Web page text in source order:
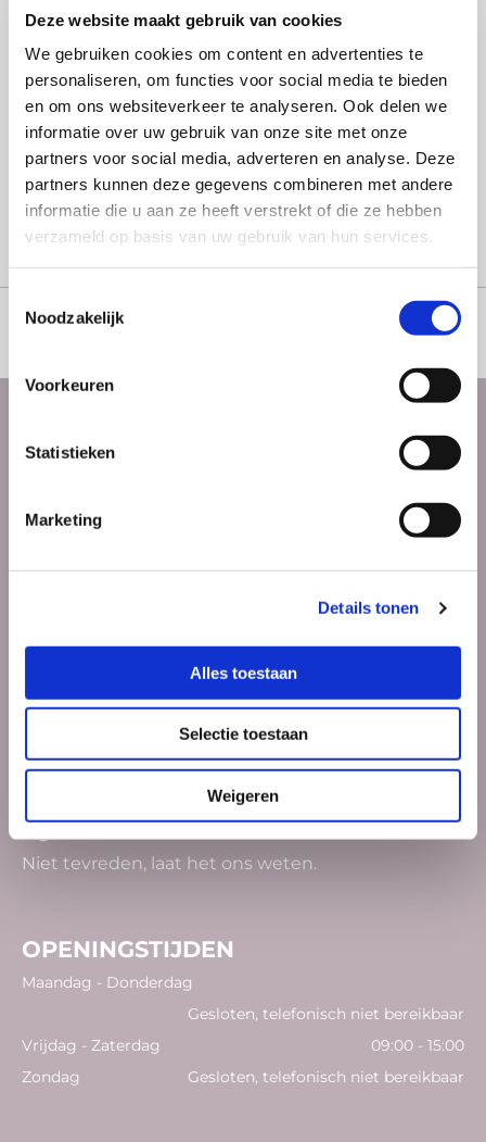
Deze website maakt gebruik van cookies
We gebruiken cookies om content en advertenties te
personaliseren, om functies voor social media te bieden
en om ons websiteverkeer te analyseren. Ook delen we
informatie over uw gebruik van onze site met onze
partners voor social media, adverteren en analyse. Deze
partners kunnen deze gegevens combineren met andere
informatie die u aan ze heeft verstrekt of die ze hebben
verzameld op basis van uw gebruik van hun services.
Noodzakelijk
Voorkeuren
Statistieken
Marketing
Details tonen
Alles toestaan
Selectie toestaan
Weigeren
Jazeker! Vul hieronder jou emailadres in en
ontvang kortingen en nieuwtjes direct in je inbox!
Email*
Viola's Patisserie B.V.
5613KK Eindhoven
Haagdijk)
CONTACTGEGEVENS
alleen whats app
 info@violaspatisserie.nl
Niet tevreden, laat het ons weten.
OPENINGSTIJDEN
Maandag - Donderdag
Gesloten, telefonisch niet bereikbaar
Vrijdag - Zaterdag
09:00 - 15:00
Zondag
Gesloten, telefonisch niet bereikbaar